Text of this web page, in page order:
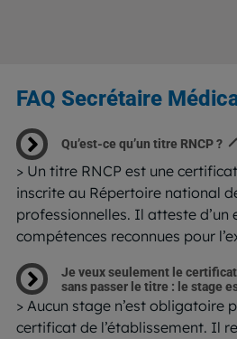
FAQ Secrétaire
Qu’est-ce qu’un titre RNCP ?
> Un titre RNCP est une
inscrite au Répertoire national
professionnelles. Il atteste d’un
compétences reconnues pour
Je veux seulement le
sans passer le titre : le stage
> Aucun stage n’est obligatoire
certificat de l’établissement. Il